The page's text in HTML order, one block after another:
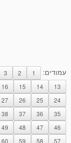
עמודים: 1
2
3
13
14
15
16
24
25
26
27
35
36
37
38
46
47
48
49
57
58
59
60